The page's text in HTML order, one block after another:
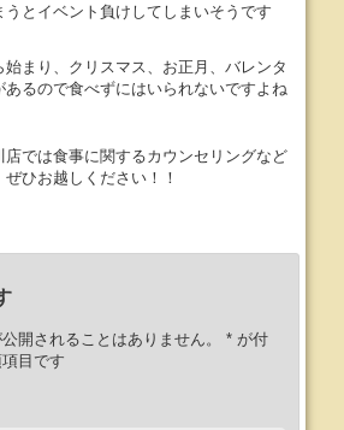
とイベント負けしてしまいそうです
まり、クリスマス、お正月、バレンタ
あるので食べずにはいられないですよね
では食事に関するカウンセリングなど
ひお越しください！！
開されることはありません。 *が付
目です